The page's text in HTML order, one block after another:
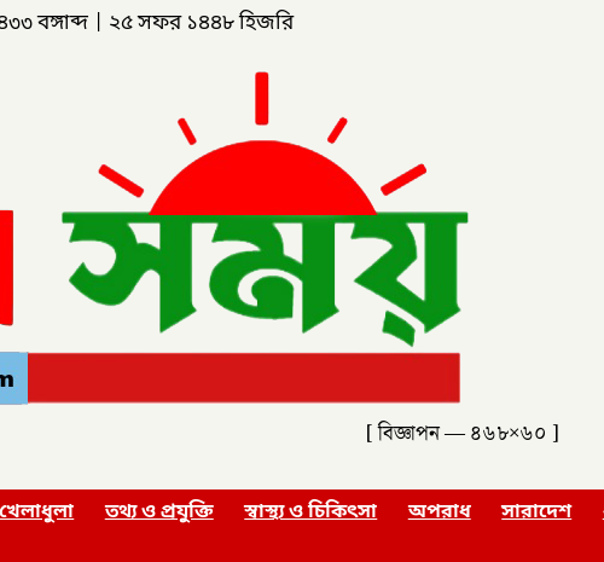
বঙ্গাব্দ ২৫ সফর ১৪৪৮ হিজরি
[ বিজ্ঞাপন — ৪৬৮×৬০ ]
খেলাধুলা তথ্য ও প্রযুক্তি স্বাস্থ্য ও চিকিৎসা অপরাধ সারাদেশ